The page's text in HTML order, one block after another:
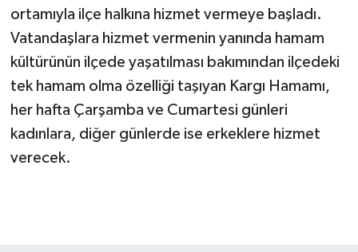
ortamıyla ilçe halkına hizmet vermeye başladı.
Vatandaşlara hizmet vermenin yanında hamam
kültürünün ilçede yaşatılması bakımından ilçedeki
tek hamam olma özelliği taşıyan Kargı Hamamı,
her hafta Çarşamba ve Cumartesi günleri
kadınlara, diğer günlerde ise erkeklere hizmet
verecek.